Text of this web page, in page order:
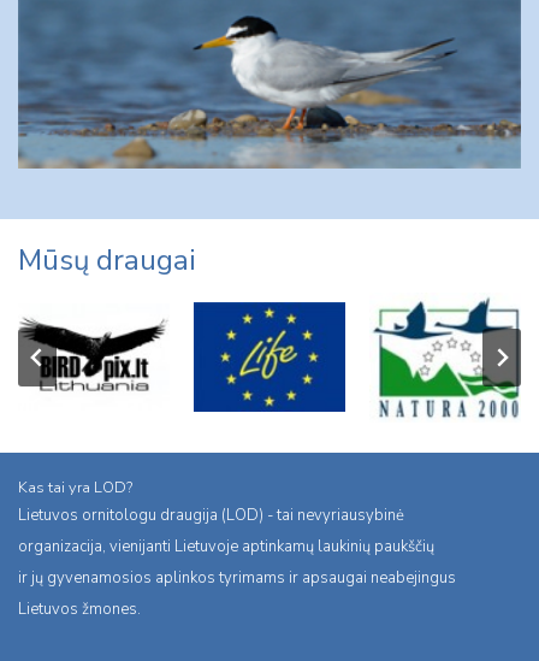
Mūsų draugai
Kas tai yra LOD?
Lietuvos ornitologu draugija (LOD) - tai nevyriausybinė
organizacija, vienijanti Lietuvoje aptinkamų laukinių paukščių
ir jų gyvenamosios aplinkos tyrimams ir apsaugai neabejingus
Lietuvos žmones.